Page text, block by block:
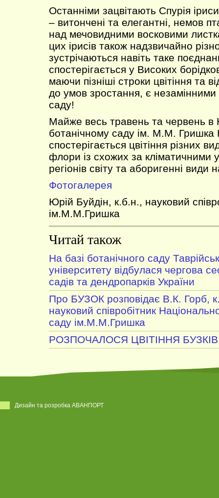
Останніми зацвітають Спурія
– витончені та елегантні, немов
над мечовидними восковими
цих ірисів також надзвичайно
зустрічаються навіть таке
спостерігається у Високих
маючи пізніші строки цвітіння та
до умов зростання, є незамінними
саду!
Майже весь травень та червень в
ботанічному саду ім. М.М. Гришка
спостерігається цвітіння різних
флори із схожих за кліматичними
регіонів світу та аборигенні
Фотогалерея
Юрій Буйдін, к.б.н., науковий
ім.М.М.Гришка
Читай також
На базі ботанічного саду
університету відбулася чергова
садів та дендропарків України
Про БУЗОК розповідає В.К. Горб,
науковий співробітник
саду ім.М.М.Гришка
РОЗПОЧАЛОСЯ ЦВІТІННЯ БУЗКІВ
Дизайн та розробка АВАНПОРТ